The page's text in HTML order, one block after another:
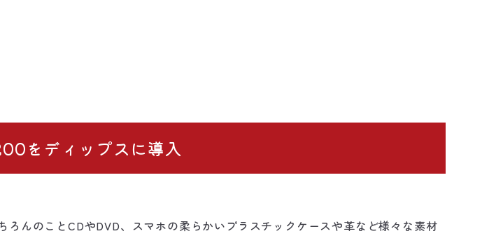
をディップスに導入
んのことCDやDVD、スマホの柔らかいプラスチックケースや革など様々な素材